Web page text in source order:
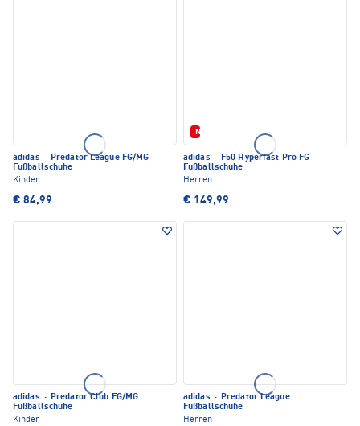
adidas · Predator League FG/MG
Fußballschuhe
Kinder
€ 84,99
Neu
adidas · F50 Hyperfast Pro FG
Fußballschuhe
Herren
€ 149,99
adidas · Predator Club FG/MG
Fußballschuhe
Kinder
adidas · Predator League
Fußballschuhe
Herren